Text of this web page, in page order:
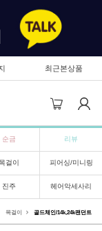
최근본상품
순금 리뷰
걸이 피어싱/미니링
진주 헤어악세사리
목걸이 골드체인/14k,24k팬던트